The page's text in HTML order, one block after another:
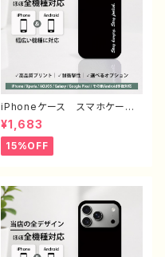
iPhoneケース スマホケー
ス シンプル 安い かっこい
い おしゃれ クール メン
ズ 高校生 男子 個性的
おすすめ 人気 クリエイタ
ia Googlepixel Galaxy
Android アンドロイド ケー
ス ノンブランド オリジナル
デザイン グッズ タイトル：シ
ンプル スマホケース PART193
J1-9
¥1,683
15%OFF